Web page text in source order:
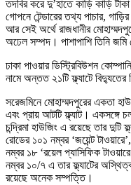
তদবির করে দু’হাতে কাড়ি কাড়ি
গোপনে টেন্ডারের তথ্য পাচার,
আর সেই অর্থে রাজধানীর
অঢেল সম্পদ। পাশাপাশি তিনি জমি
ঢাকা পাওয়ার ডিস্ট্রিবিউশন
নামে অন্তত ২১টি ফ্ল্যাটে বিদ্যুতের
সরেজমিনে মোহাম্মদপুরের একতা
এবং প্রায় আটটি ফ্ল্যাট। একসঙ্গে
চন্দ্রিমা হাউজিং এ রয়েছে তার
রোডের ১০১ নম্বর ‘জয়েন্ট
নম্বর ১৮ ‘রয়েল প্যাসিফিক
নম্বর ১০/৭ এ তার ফ্ল্যাটের
রয়েছে অনেক সম্পত্তি।